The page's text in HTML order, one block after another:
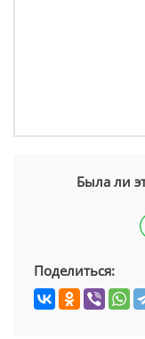
Была ли
Поделиться: